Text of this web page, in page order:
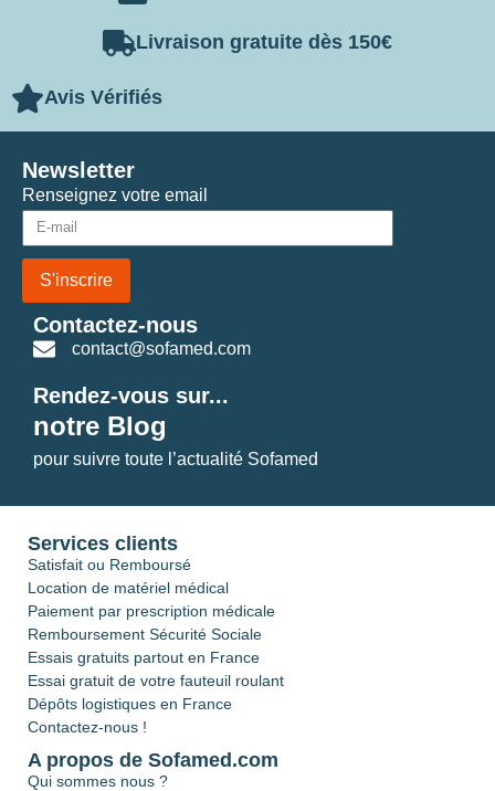
Livraison gratuite dès 150€
Avis Vérifiés
Renseignez votre email
S'inscrire
Newsletter
Contactez-nous
contact@sofamed.com
Rendez-vous sur...
notre Blog
pour suivre toute l’actualité Sofamed
Services clients
Satisfait ou Remboursé
Location de matériel médical
Paiement par prescription médicale
Remboursement Sécurité Sociale
Essais gratuits partout en France
Essai gratuit de votre fauteuil roulant
Dépôts logistiques en France
Contactez-nous !
A propos de Sofamed.com
Qui sommes nous ?